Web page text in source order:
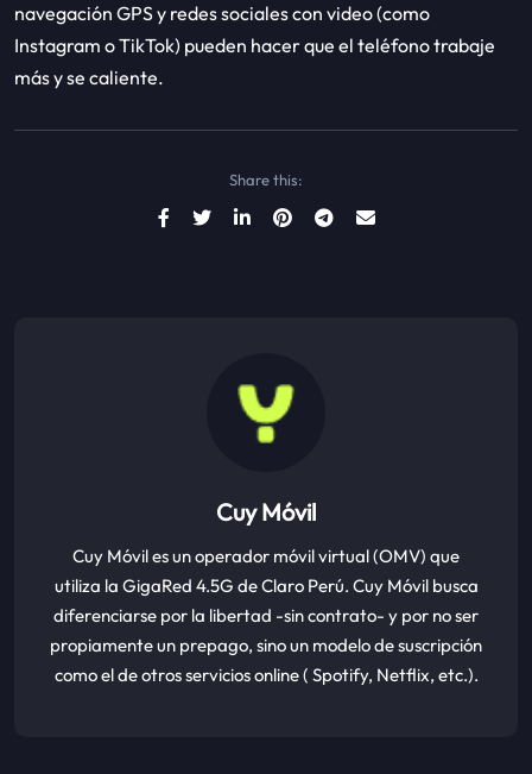
navegación GPS y redes sociales con video (como
Instagram o TikTok) pueden hacer que el teléfono trabaje
más y se caliente.
Share this:
Cuy Móvil
Cuy Móvil es un operador móvil virtual (OMV) que
utiliza la GigaRed 4.5G de Claro Perú. Cuy Móvil busca
diferenciarse por la libertad -sin contrato- y por no ser
propiamente un prepago, sino un modelo de suscripción
como el de otros servicios online ( Spotify, Netflix, etc.).